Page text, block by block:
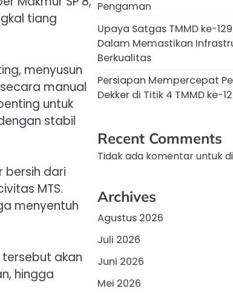
tiang
menyusun
manual
untuk
stabil
bersih dari
MTS.
menyentuh
akan
hingga
Pengaman
Upaya Satgas TMMD ke-
Dalam Memastikan
Berkualitas
Persiapan Mempercepat
Dekker di Titik 4 TMMD ke-
Recent Comments
Tidak ada komentar untuk
Archives
Agustus 2026
Juli 2026
Juni 2026
Mei 2026